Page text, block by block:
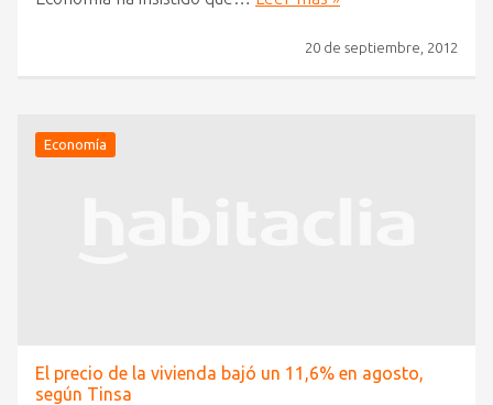
20 de septiembre, 2012
Economía
El precio de la vivienda bajó un 11,6% en agosto,
según Tinsa